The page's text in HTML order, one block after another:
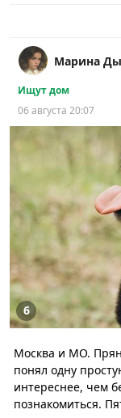
Марина
Ищут дом
06 августа 20:07
6
Москва и МО.
понял одну
интереснее, чем
познакомиться.